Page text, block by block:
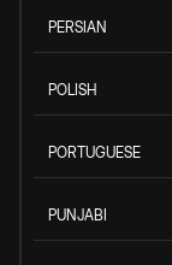
PERSIAN
POLISH
PORTUGUESE
PUNJABI